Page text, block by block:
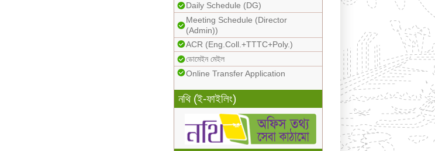
Daily Schedule (DG)
Meeting Schedule (Director
(Admin))
ACR (Eng.Coll.+TTTC+Poly.)
ডোমেইন মেইল
Online Transfer Application
নথি (ই-ফাইলিং)